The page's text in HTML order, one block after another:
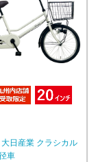
大日産業 クラシカル
車